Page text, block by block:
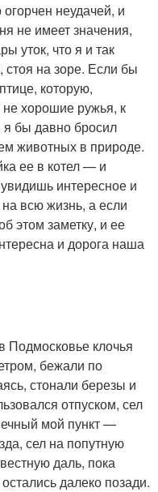
неудачей, и
не имеет значения,
уток, что я и так
стоя на зоре. Если бы
которую,
не хорошие ружья, к
бы давно бросил
животных в природе.
ее в котел — и
интересное и
всю жизнь, а если
этом заметку, и ее
и дорога наша
Подмосковье клочья
бежали по
стонали березы и
отпуском, сел
мой пункт —
сел на попутную
даль, пока
далеко позади.